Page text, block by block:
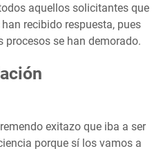
aquellos solicitantes que
recibido respuesta, pues
se han demorado.
exitazo que iba a ser
porque sí los vamos a